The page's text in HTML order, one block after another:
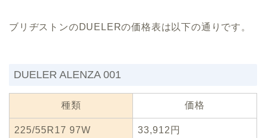
ブリヂストンのDUELERの価格表は以下の通りです。
DUELER ALENZA 001
種類 価格
225/55R17 97W 33,912円